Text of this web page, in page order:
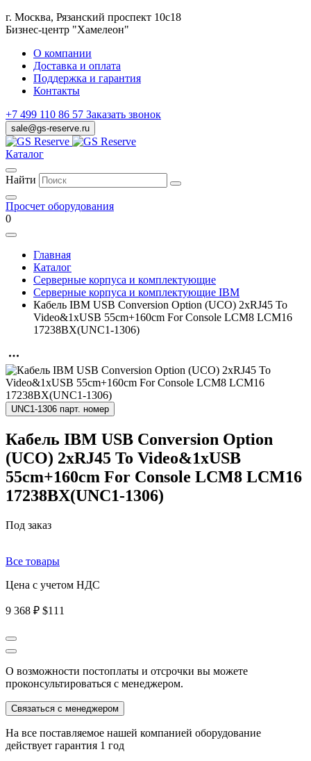
г. Москва, Рязанский проспект 10с18
Бизнес-центр "Хамелеон"
О компании
Доставка и оплата
Поддержка и гарантия
Контакты
+7 499 110 86 57 Заказать звонок
sale@gs-reserve.ru
Каталог
Найти
Просчет оборудования
0
Главная
Каталог
Серверные корпуса и комплектующие
Серверные корпуса и комплектующие IBM
Кабель IBM USB Conversion Option (UCO) 2xRJ45 To
Video&1xUSB 55cm+160cm For Console LCM8 LCM16
17238BX(UNC1-1306)
UNC1-1306 парт. номер
Кабель IBM USB Conversion Option
(UCO) 2xRJ45 To Video&1xUSB
55cm+160cm For Console LCM8 LCM16
17238BX(UNC1-1306)
Под заказ
Все товары
Цена с учетом НДС
9 368 ₽ $111
О возможности постоплаты и отсрочки вы можете
проконсультироваться с менеджером.
Связаться с менеджером
На все поставляемое нашей компанией оборудование
действует гарантия 1 год